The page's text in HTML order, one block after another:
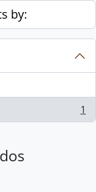
by:
1